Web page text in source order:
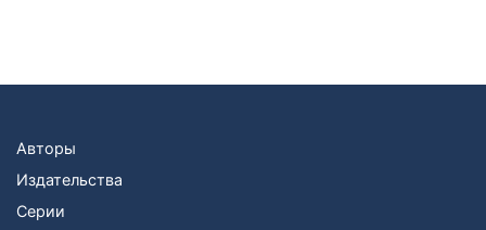
Авторы
Издательства
Серии